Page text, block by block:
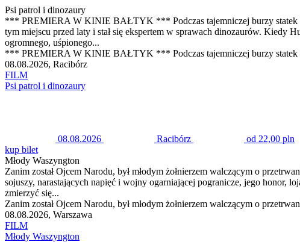
Psi patrol i dinozaury
*** PREMIERA W KINIE BAŁTYK *** Podczas tajemniczej burzy statek
tym miejscu przed laty i stał się ekspertem w sprawach dinozaurów. Kiedy
ogromnego, uśpionego...
*** PREMIERA W KINIE BAŁTYK *** Podczas tajemniczej burzy statek
08.08.2026, Racibórz
FILM
Psi patrol i dinozaury
08.08.2026 Racibórz
od 22,00 pln
kup bilet
Młody Waszyngton
Zanim został Ojcem Narodu, był młodym żołnierzem walczącym o
sojuszy, narastających napięć i wojny ogarniającej pogranicze, jego honor,
zmierzyć się...
Zanim został Ojcem Narodu, był młodym żołnierzem walczącym o
08.08.2026, Warszawa
FILM
Młody Waszyngton